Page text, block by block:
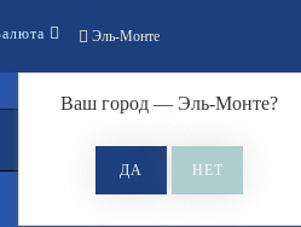
Эль-Монте
Ваш город — Эль-Монте?
0